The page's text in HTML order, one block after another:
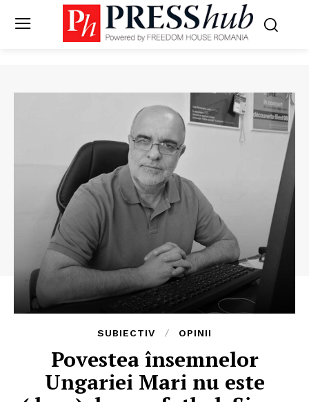
SUBIECTIV OPINII
Povestea însemnelor
Ungariei Mari nu este